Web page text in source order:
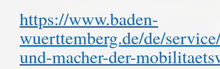
https://www.baden-
wuerttemberg.de/de/
und-macher-der-